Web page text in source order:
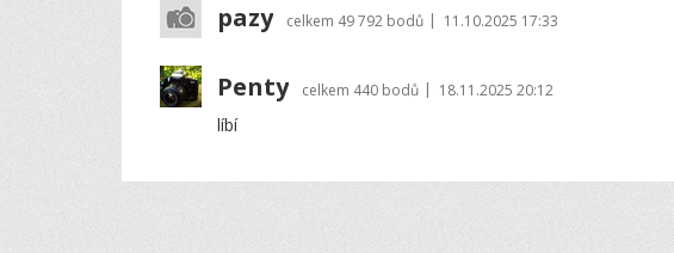
pazy celkem 49 792 bodů | 11.10.2025 17:33
Penty celkem 440 bodů | 18.11.2025 20:12
líbí